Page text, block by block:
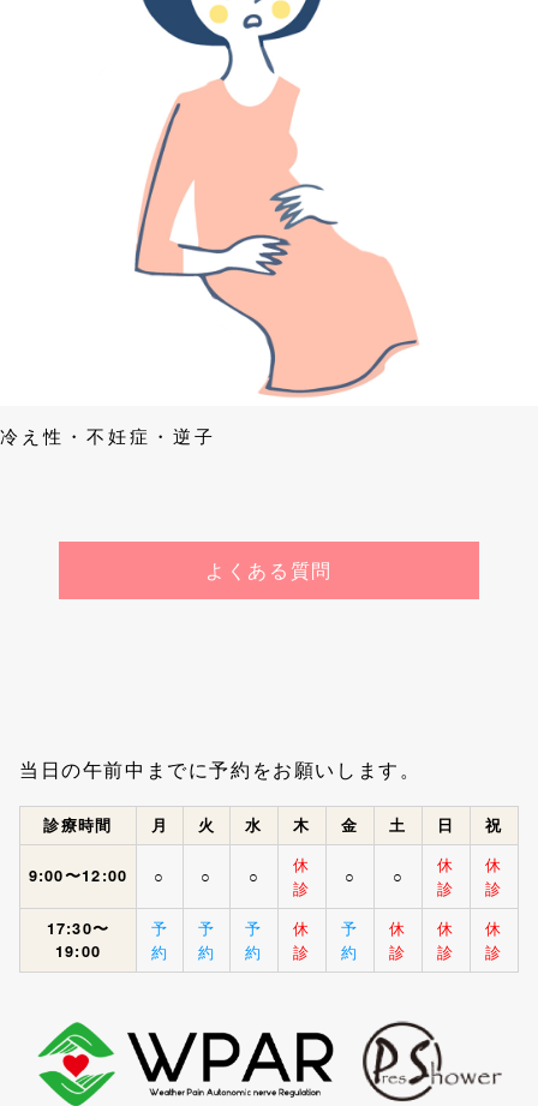
冷え性・不妊症・逆子
よくある質問
当日の午前中までに予約をお願いします。
診療時間 月 火 水 木 金 土 日 祝
9:00〜12:00 ○ ○ ○
休
診
○ ○
休
診
休
診
17:30〜
19:00
予
約
予
約
予
約
休
診
予
約
休
診
休
診
休
診